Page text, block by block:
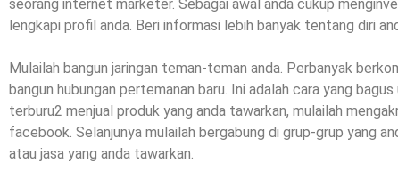
seorang internet marketer. Sebagai awal anda cukup
lengkapi profil anda. Beri informasi lebih banyak tentang diri
Mulailah bangun jaringan teman-teman anda. Perbanyak
bangun hubungan pertemanan baru. Ini adalah cara yang
terburu2 menjual produk yang anda tawarkan, mulailah
facebook. Selanjunya mulailah bergabung di grup-grup yang
atau jasa yang anda tawarkan.